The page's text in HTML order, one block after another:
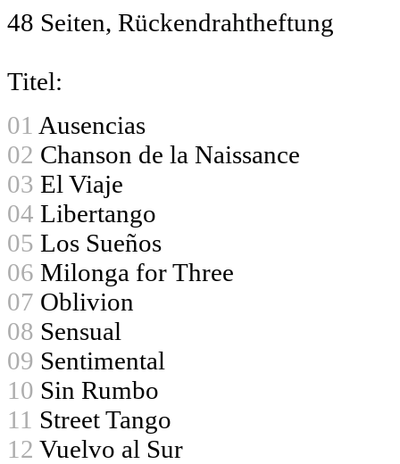
48 Seiten, Rückendrahtheftung
Titel:
01 Ausencias
02 Chanson de la Naissance
03 El Viaje
04 Libertango
05 Los Sueños
06 Milonga for Three
07 Oblivion
08 Sensual
09 Sentimental
10 Sin Rumbo
11 Street Tango
12 Vuelvo al Sur